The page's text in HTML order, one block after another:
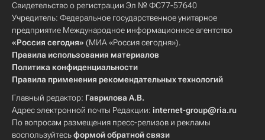
Свидетельство о регистрации Эл № ФС77-57640
Учредитель: Федеральное государственное унитарное
предприятие Международное информационное агентство
«Россия сегодня» (МИА «Россия сегодня»).
Правила использования материалов
Политика конфиденциальности
Правила применения рекомендательных технологий
Главный редактор: Гаврилова А.В.
Адрес электронной почты Редакции: internet-group@ria.ru
По вопросам размещения пресс-релизов и рекламы
воспользуйтесьформой обратной связи